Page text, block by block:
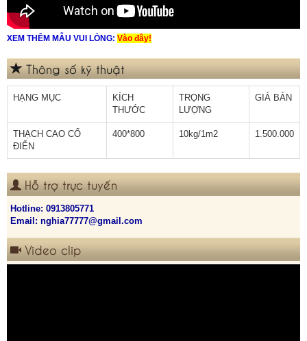
XEM THÊM MẪU VUI LÒNG: Vào đây!
Thông số kỹ thuật
HẠNG MỤC
KÍCH
THƯỚC
TRỌNG
LƯỢNG
GIÁ BÁN
THẠCH CAO CỔ
ĐIỂN
400*800 10kg/1m2 1.500.000
Hỗ trợ trực tuyến
Hotline: 0913805771
Email: nghia77777@gmail.com
Video clip